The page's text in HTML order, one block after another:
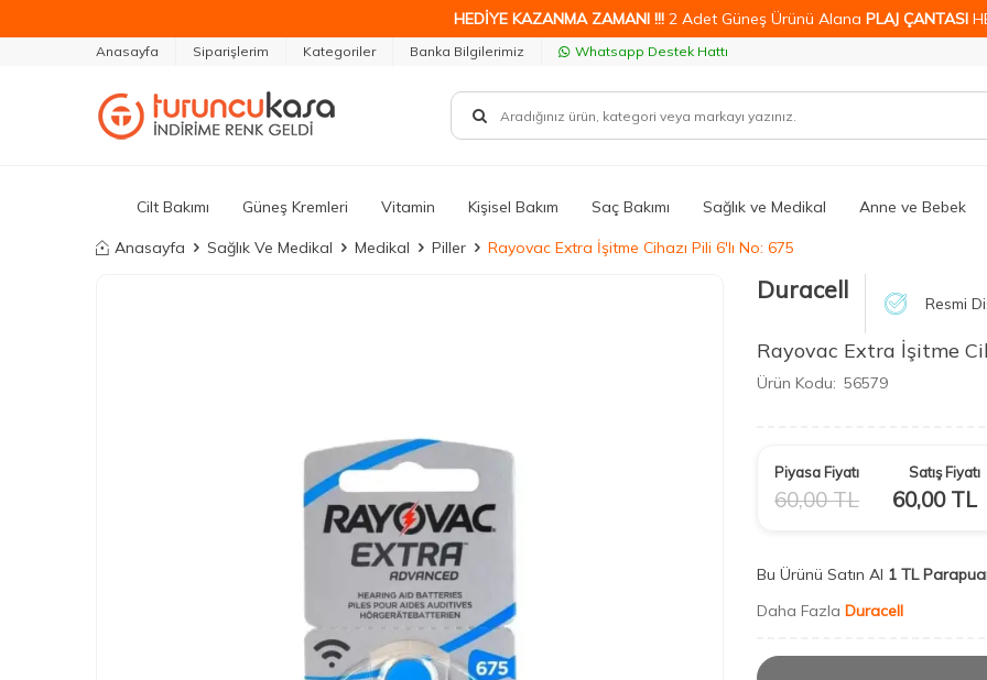
HEDİYE KAZANMA ZAMANI !!! 2 Adet Güneş Ürünü Alana PLAJ ÇANTASI
Anasayfa Siparişlerim Kategoriler Banka Bilgilerimiz Whatsapp Destek Hattı
Cilt Bakımı Güneş Kremleri Vitamin Kişisel Bakım Saç Bakımı Sağlık ve Medikal Anne ve Bebek
Anasayfa Sağlık Ve Medikal Medikal Piller Rayovac Extra İşitme Cihazı Pili 6'lı No: 675
Duracell Resmi
Rayovac Extra İşitme
Ürün Kodu: 56579
Piyasa Fiyatı
60,00TL
Satış Fiyatı
60,00TL
Bu Ürünü Satın Al 1 TL
Daha Fazla Duracell